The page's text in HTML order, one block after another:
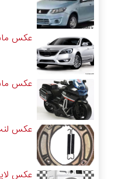
عکس
عکس
عکس
عکس